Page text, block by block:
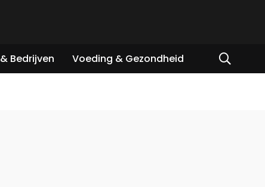
Bedrijven Voeding & Gezondheid